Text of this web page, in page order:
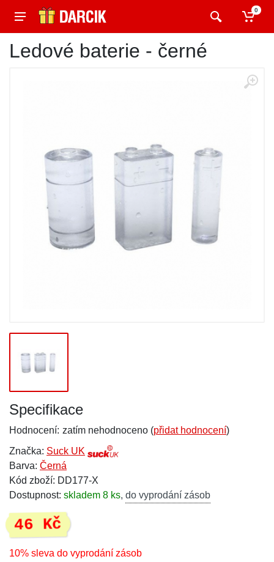
0
Ledové baterie - černé
Specifikace
Hodnocení: zatím nehodnoceno (přidat hodnocení)
Značka: Suck UK
Barva: Černá
Kód zboží: DD177-X
Dostupnost: skladem 8 ks, do vyprodání zásob
46 Kč
10% sleva do vyprodání zásob